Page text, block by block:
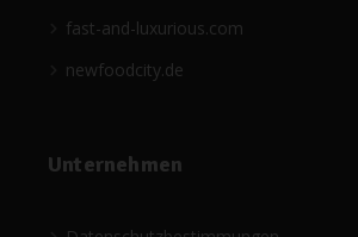
fast-and-luxurious.com
newfoodcity.de
Unternehmen